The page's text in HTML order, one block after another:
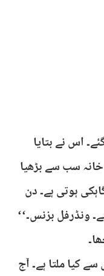
اس نے بتایا
سب سے بڑھیا
ہوتی ہے۔ دن
ونڈرفل بزنس۔‘‘
کیا ملتا ہے۔ آج